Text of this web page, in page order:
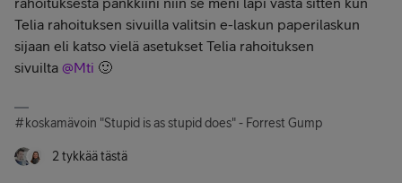
Telia rahoituksen sivuilla valitsin e-laskun paperilaskun
sijaan eli katso vielä asetukset Telia rahoituksen
sivuilta @Mti 🙂
#koskamävoin "Stupid is as stupid does" - Forrest Gump
2 tykkää tästä